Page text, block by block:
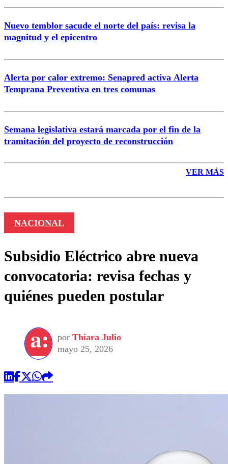
Nuevo temblor sacude el norte del país: revisa la
magnitud y el epicentro
Alerta por calor extremo: Senapred activa Alerta
Temprana Preventiva en tres comunas
Semana legislativa estará marcada por el fin de la
tramitación del proyecto de reconstrucción
VER MÁS
NACIONAL
Subsidio Eléctrico abre nueva
convocatoria: revisa fechas y
quiénes pueden postular
por Thiara Julio
mayo 25, 2026